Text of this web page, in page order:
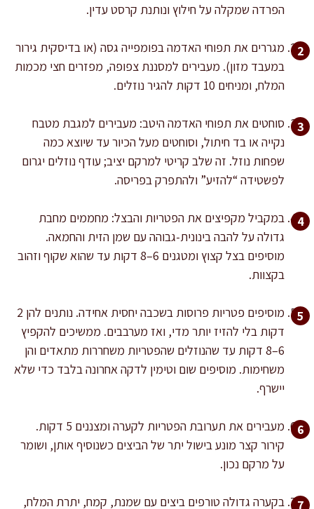
הפרדה שמקלה על חילוץ ונותנת קרסט עדין.
מגררים את תפוחי האדמה בפומפייה גסה (או בדיסקית גירור
במעבד מזון). מעבירים למסננת צפופה, מפזרים חצי מכמות
המלח, ומניחים 10 דקות להגיר נוזלים.
סוחטים את תפוחי האדמה היטב: מעבירים למגבת מטבח
נקייה או בד חיתול, וסוחטים מעל הכיור עד שיוצא כמה
שפחות נוזל. זה שלב קריטי למרקם יציב; עודף נוזלים יגרום
לפשטידה “להזיע” ולהתפרק בפריסה.
במקביל מקפיצים את הפטריות והבצל: מחממים מחבת
גדולה על להבה בינונית-גבוהה עם שמן הזית והחמאה.
מוסיפים בצל קצוץ ומטגנים 6–8 דקות עד שהוא שקוף וזהוב
בקצוות.
מוסיפים פטריות פרוסות בשכבה יחסית אחידה. נותנים להן 2
דקות בלי להזיז יותר מדי, ואז מערבבים. ממשיכים להקפיץ
6–8 דקות עד שהנוזלים שהפטריות משחררות מתאדים והן
משחימות. מוסיפים שום וטימין לדקה אחרונה בלבד כדי שלא
יישרף.
מעבירים את תערובת הפטריות לקערה ומצננים 5 דקות.
קירור קצר מונע בישול יתר של הביצים כשנוסיף אותן, ושומר
על מרקם נכון.
בקערה גדולה טורפים ביצים עם שמנת, קמח, יתרת המלח,